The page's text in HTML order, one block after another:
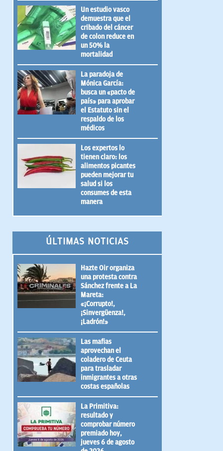
Un estudio vasco
demuestra que el
cribado del cáncer
de colon reduce en
un 50% la
mortalidad
La paradoja de
Mónica García:
busca un «pacto de
país» para aprobar
el Estatuto sin el
respaldo de los
médicos
Los expertos lo
tienen claro: los
alimentos picantes
pueden mejorar tu
salud si los
consumes de esta
manera
ÚLTIMAS NOTICIAS
Hazte Oir organiza
una protesta contra
Sánchez frente a La
Mareta:
«¡Corrupto!,
¡Sinvergüenza!,
¡Ladrón!»
Las mafias
aprovechan el
coladero de Ceuta
para trasladar
inmigrantes a otras
costas españolas
La Primitiva:
resultado y
comprobar número
premiado hoy,
jueves 6 de agosto